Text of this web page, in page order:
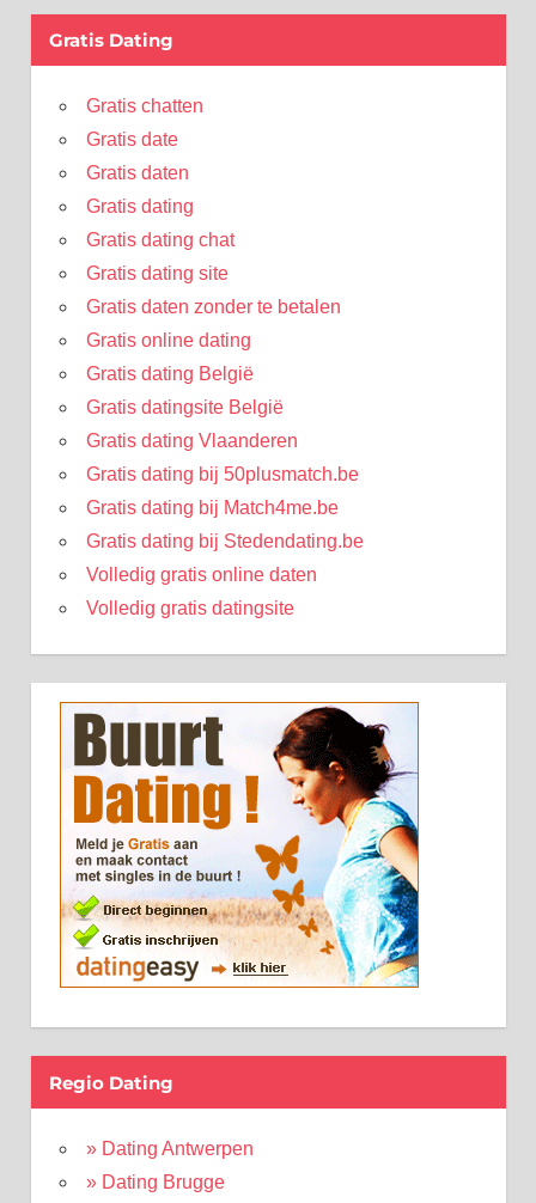
Gratis Dating
Gratis chatten
Gratis date
Gratis daten
Gratis dating
Gratis dating chat
Gratis dating site
Gratis daten zonder te betalen
Gratis online dating
Gratis dating België
Gratis datingsite België
Gratis dating Vlaanderen
Gratis dating bij 50plusmatch.be
Gratis dating bij Match4me.be
Gratis dating bij Stedendating.be
Volledig gratis online daten
Volledig gratis datingsite
Regio Dating
» Dating Antwerpen
» Dating Brugge